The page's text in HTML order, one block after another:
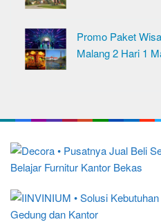
Promo Paket
Malang 2 Hari 1